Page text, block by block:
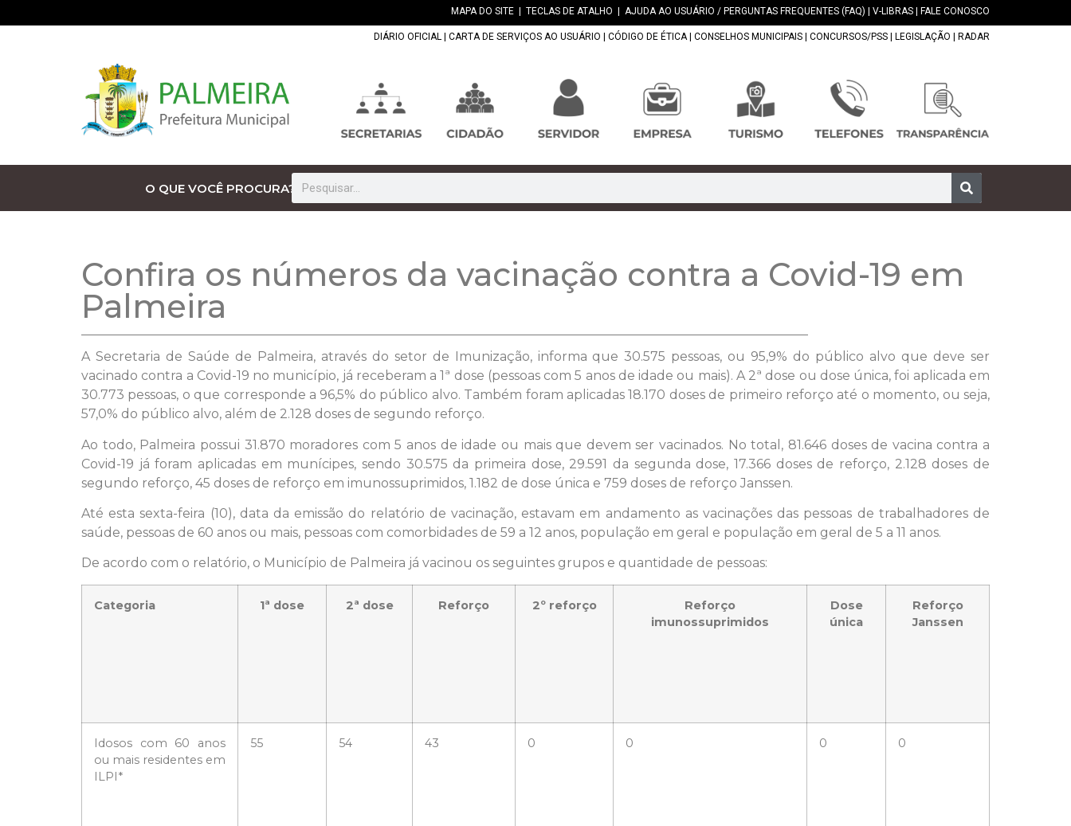
MAPA DO SITE TECLAS DE ATALHO AJUDA AO USUÁRIO / PERGUNTAS FREQUENTES (FAQ) V-LIBRAS FALE CONOSCO
DIÁRIO OFICIAL CARTA DE SERVIÇOS AO USUÁRIO CÓDIGO DE ÉTICA| CONSELHOS MUNICIPAIS CONCURSOS/PSS LEGISLAÇÃO RADAR
O QUE VOCÊ PROCURA?
Confira os números da vacinação contra a Covid-19 em
Palmeira
A Secretaria de Saúde de Palmeira, através do setor de Imunização, informa que 30.575 pessoas, ou 95,9% do público alvo que deve ser
vacinado contra a Covid-19 no município, já receberam a 1ª dose (pessoas com 5 anos de idade ou mais). A 2ª dose ou dose única, foi aplicada em
30.773 pessoas, o que corresponde a 96,5% do público alvo. Também foram aplicadas 18.170 doses de primeiro reforço até o momento, ou seja,
57,0% do público alvo, além de 2.128 doses de segundo reforço.
Ao todo, Palmeira possui 31.870 moradores com 5 anos de idade ou mais que devem ser vacinados. No total, 81.646 doses de vacina contra a
Covid-19 já foram aplicadas em munícipes, sendo 30.575 da primeira dose, 29.591 da segunda dose, 17.366 doses de reforço, 2.128 doses de
segundo reforço, 45 doses de reforço em imunossuprimidos, 1.182 de dose única e 759 doses de reforço Janssen.
Até esta sexta-feira (10), data da emissão do relatório de vacinação, estavam em andamento as vacinações das pessoas de trabalhadores de
saúde, pessoas de 60 anos ou mais, pessoas com comorbidades de 59 a 12 anos, população em geral e população em geral de 5 a 11 anos.
De acordo com o relatório, o Município de Palmeira já vacinou os seguintes grupos e quantidade de pessoas:
Categoria 1ª dose 2ª dose Reforço 2º reforço
Reforço
imunossuprimidos
Dose
única
Reforço
Janssen
Idosos com 60 anos
ou mais residentes em
ILPI*
55 54 43 0 0 0 0